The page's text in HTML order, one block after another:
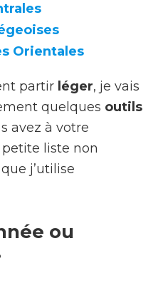
Orientales
partir léger, je vais
quelques outils
avez à votre
petite liste non
j’utilise
ou